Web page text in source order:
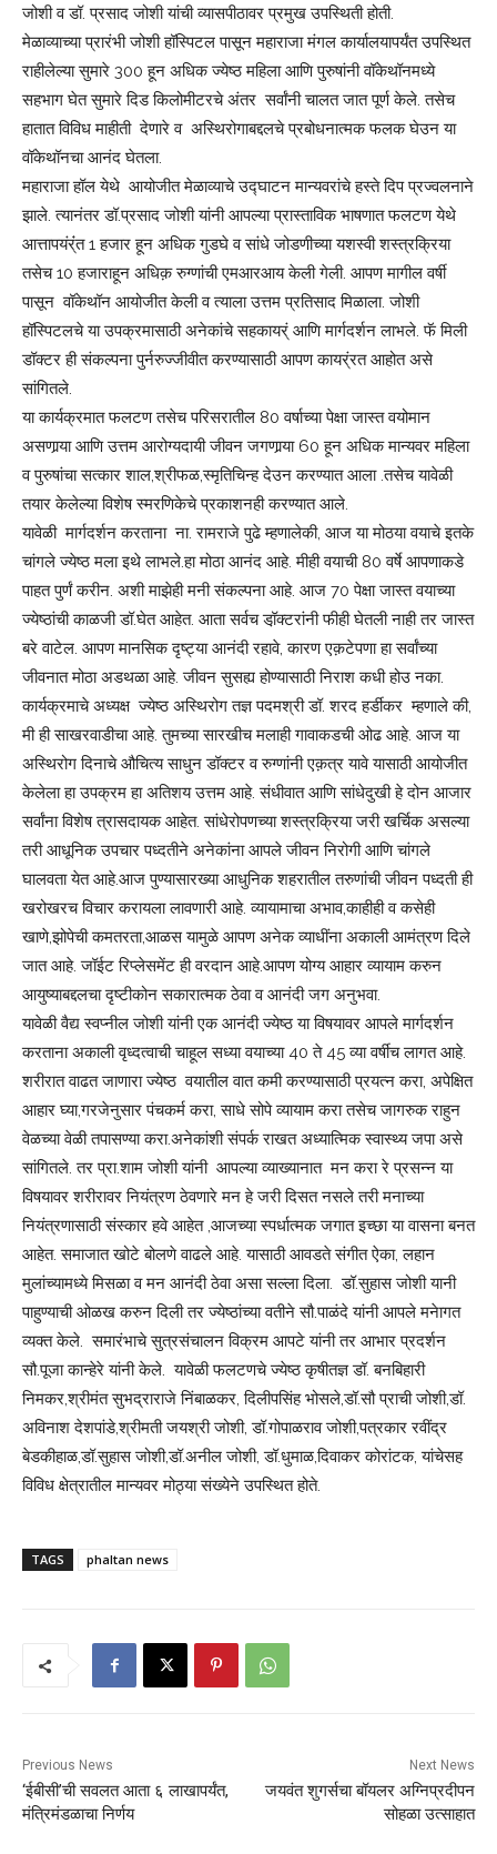
जोशी व डॉ. प्रसाद जोशी यांची व्यासपीठावर प्रमुख उपस्थिती होती.
मेळाव्याच्या प्रारंभी जोशी हॉस्पिटल पासून महाराजा मंगल कार्यालयापर्यंत उपस्थित
राहीलेल्या सुमारे 300 हून अधिक ज्येष्ठ महिला आणि पुरुषांनी वॉकेथॉनमध्ये
सहभाग घेत सुमारे दिड किलोमीटरचे अंतर सर्वांनी चालत जात पूर्ण केले. तसेच
हातात विविध माहीती देणारे व अस्थिरोगाबद्दलचे प्रबोधनात्मक फलक घेउन या
वॉकेथॉनचा आनंद घेतला.
महाराजा हॉल येथे आयोजीत मेळाव्याचे उद्घाटन मान्यवरांचे हस्ते दिप प्रज्वलनाने
झाले. त्यानंतर डॉ.प्रसाद जोशी यांनी आपल्या प्रास्ताविक भाषणात फलटण येथे
आत्तापयंर्ंंत 1 हजार हून अधिक गुडघे व सांधे जोडणीच्या यशस्वी शस्त्रक्रिया
तसेच 10 हजाराहून अधिक़ रुग्णांची एमआरआय केली गेली. आपण मागील वर्षी
पासून वॉकेथॉन आयोजीत केली व त्याला उत्तम प्रतिसाद मिळाला. जोशी
हॉस्पिटलचे या उपक्रमासाठी अनेकांचे सहकायर्ं आणि मार्गदर्शन लाभले. फॅ मिली
डॉक्टर ही संकल्पना पुर्नरुज्जीवीत करण्यासाठी आपण कायर्ंरत आहोत असे
सांगितले.
या कार्यक्रमात फलटण तसेच परिसरातील 80 वर्षाच्या पेक्षा जास्त वयोमान
असणार्‍या आणि उत्तम आरोग्यदायी जीवन जगणार्‍या 60 हून अधिक मान्यवर महिला
व पुरुषांचा सत्कार शाल,श्रीफळ,स्मृतिचिन्ह देउन करण्यात आला .तसेच यावेळी
तयार केलेल्या विशेष स्मरणिकेचे प्रकाशनही करण्यात आले.
यावेळी मार्गदर्शन करताना ना. रामराजे पुढे म्हणालेकी, आज या मोठया वयाचे इतके
चांगले ज्येष्ठ मला इथे लाभले.हा मोठा आनंद आहे. मीही वयाची 80 वर्षे आपणाकडे
पाहत पुर्णं करीन. अशी माझेही मनी संकल्पना आहे. आज 70 पेक्षा जास्त वयाच्या
ज्येष्ठांची काळजी डॉ.घेत आहेत. आता सर्वच डॉ़क्टरांनी फीही घेतली नाही तर जास्त
बरे वाटेल. आपण मानसिक दृष्ट्या आनंदी रहावे, कारण एक़टेपणा हा सर्वांच्या
जीवनात मोठा अडथळा आहे. जीवन सुसह्य होण्यासाठी निराश कधी होउ नका.
कार्यक्रमाचे अध्यक्ष ज्येष्ठ अस्थिरोग तज्ञ पदमश्री डॉ. शरद हर्डीकर म्हणाले की,
मी ही साखरवाडीचा आहे. तुमच्या सारखीच मलाही गावाकडची ओढ आहे. आज या
अस्थिरोग दिनाचे औचित्य साधुन डॉक्टर व रुग्णांनी एक़त्र यावे यासाठी आयोजीत
केलेला हा उपक्रम हा अतिशय उत्तम आहे. संधीवात आणि सांधेदुखी हे दोन आजार
सर्वांना विशेष त्रासदायक आहेत. सांधेरोपणच्या शस्त्रक्रिया जरी खर्चिक असल्या
तरी आधूनिक उपचार पध्दतीने अनेकांना आपले जीवन निरोगी आणि चांगले
घालवता येत आहे.आज पुण्यासारख्या आधुनिक शहरातील तरुणांची जीवन पध्दती ही
खरोखरच विचार करायला लावणारी आहे. व्यायामाचा अभाव,काहीही व कसेही
खाणे,झोपेची कमतरता,आळस यामुळे आपण अनेक व्याधींना अकाली आमंत्रण दिले
जात आहे. जॉईट रिप्लेसमेंट ही वरदान आहे.आपण योग्य आहार व्यायाम करुन
आयुष्याबद्दलचा दृष्टीकोन सकारात्मक ठेवा व आनंदी जग अनुभवा.
यावेळी वैद्य स्वप्नील जोशी यांनी एक आनंदी ज्येष्ठ या विषयावर आपले मार्गदर्शन
करताना अकाली वृध्दत्वाची चाहूल सध्या वयाच्या 40 ते 45 व्या वर्षीच लागत आहे.
शरीरात वाढत जाणारा ज्येष्ठ वयातील वात कमी करण्यासाठी प्रयत्न करा, अपेक्षित
आहार घ्या,गरजेनुसार पंचकर्म करा, साधे सोपे व्यायाम करा तसेच जागरुक राहुन
वेळच्या वेळी तपासण्या करा.अनेकांशी संपर्क राखत अध्यात्मिक स्वास्थ्य जपा असे
सांगितले. तर प्रा.शाम जोशी यांनी आपल्या व्याख्यानात मन करा रे प्रसन्न या
विषयावर शरीरावर नियंत्रण ठेवणारे मन हे जरी दिसत नसले तरी मनाच्या
नियंत्रणासाठी संस्कार हवे आहेत ,आजच्या स्पर्धात्मक जगात इच्छा या वासना बनत
आहेत. समाजात खोटे बोलणे वाढले आहे. यासाठी आवडते संगीत ऐका, लहान
मुलांच्यामध्ये मिसळा व मन आनंदी ठेवा असा सल्ला दिला. डॉ.सुहास जोशी यानी
पाहुण्याची ओळख करुन दिली तर ज्येष्ठांच्या वतीने सौ.पाळंदे यांनी आपले मनेागत
व्यक्त केले. समारंभाचे सुत्रसंचालन विक्रम आपटे यांनी तर आभार प्रदर्शन
सौ.पूजा कान्हेरे यांनी केले. यावेळी फलटणचे ज्येष्ठ कृषीतज्ञ डॉ. बनबिहारी
निमकर,श्रीमंत सुभद्राराजे निंबाळकर, दिलीपसिंह भोसले,डॉ.सौ प्राची जोशी,डॉ.
अविनाश देशपांडे,श्रीमती जयश्री जोशी, डॉ.गोपाळराव जोशी,पत्रकार रवींद्र
बेडकीहाळ,डॉ.सुहास जोशी,डॉ.अनील जोशी, डॉ.धुमाळ,दिवाकर कोरांटक, यांचेसह
विविध क्षेत्रातील मान्यवर मोठ्या संख्येने उपस्थित होते.
TAGS phaltan news
Previous News
‘ईबीसी’ची सवलत आता ६ लाखापर्यंत,
मंत्रिमंडळाचा निर्णय
Next News
जयवंत शुगर्सचा बॉयलर अग्निप्रदीपन
सोहळा उत्साहात